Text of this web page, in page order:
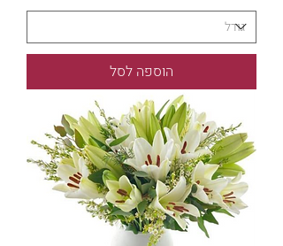
הוספה לסל